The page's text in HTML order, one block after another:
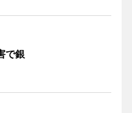
で銀